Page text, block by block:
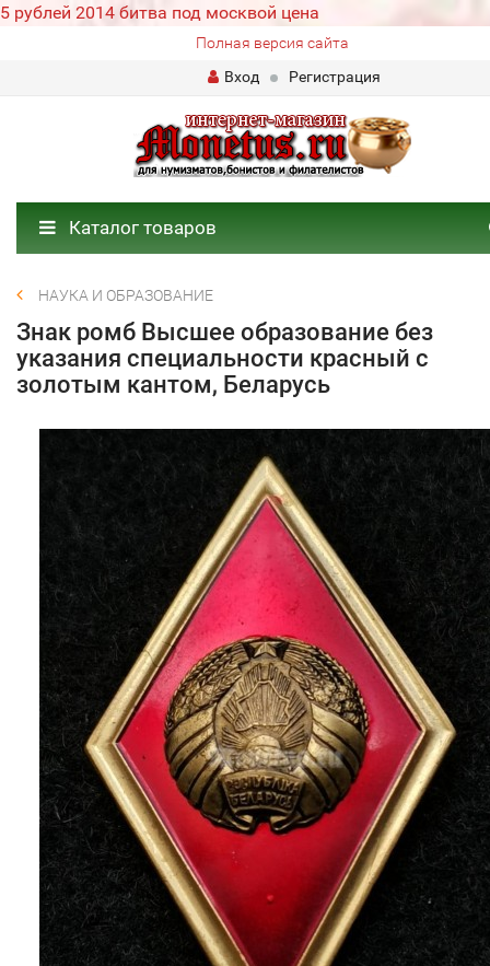
5 рублей 2014 битва под москвой цена
Полная версия сайта
Вход
Регистрация
Каталог товаров
НАУКА И ОБРАЗОВАНИЕ
Знак ромб Высшее образование без
указания специальности красный с
золотым кантом, Беларусь